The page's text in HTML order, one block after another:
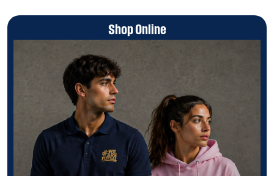
Shop Online